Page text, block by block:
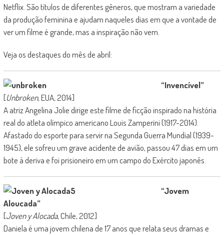
Netflix. São títulos de diferentes gêneros, que mostram a variedade
da produção feminina e ajudam naqueles dias em que a vontade de
ver um filme é grande, mas a inspiração não vem.
Veja os destaques do mês de abril:
“Invencível”
[Unbroken, EUA, 2014]
A atriz Angelina Jolie dirige este filme de ficção inspirado na história
real do atleta olímpico americano Louis Zamperini (1917-2014).
Afastado do esporte para servir na Segunda Guerra Mundial (1939-
1945), ele sofreu um grave acidente de avião, passou 47 dias em um
bote à deriva e foi prisioneiro em um campo do Exército japonês.
“Jovem
Aloucada”
[Joven y Alocada, Chile, 2012]
Daniela é uma jovem chilena de 17 anos que relata seus dramas e